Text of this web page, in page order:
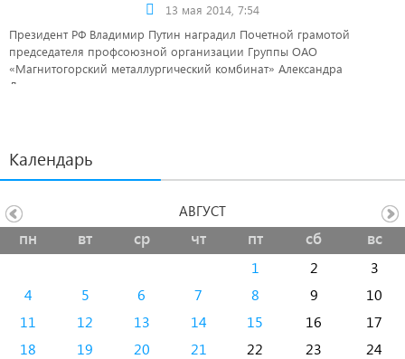
13 мая 2014, 7:54
Президент РФ Владимир Путин наградил Почетной грамотой
председателя профсоюзной организации Группы ОАО
«Магнитогорский металлургический комбинат» Александра
Дерунова.
Календарь
пн вт ср чт пт сб вс
1 2
3
4
5 6 7 8 9
10
11
12 13 14 15 16
17
18
19 20 21 22 23
24
АВГУСТ